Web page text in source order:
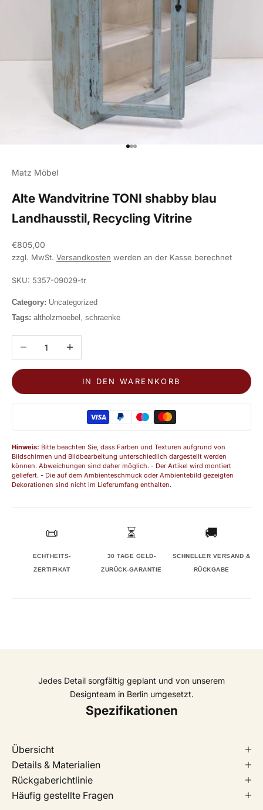
Gehe zu Element 1
Gehe zu Element 2
Gehe zu Element 3
Matz Möbel
Alte Wandvitrine TONI shabby blau
Landhausstil, Recycling Vitrine
Angebot
€805,00
zzgl. MwSt. Versandkosten werden an der Kasse berechnet
SKU: 5357-09029-tr
Category: Uncategorized
Tags: altholzmoebel, schraenke
Anzahl verringernAnzahl erhöhen
IN DEN WARENKORB
Hinweis: Bitte beachten Sie, dass Farben und Texturen aufgrund von
Bildschirmen und Bildbearbeitung unterschiedlich dargestellt werden
können. Abweichungen sind daher möglich. - Der Artikel wird montiert
geliefert. - Die auf dem Ambienteschmuck oder Ambientebild gezeigten
Dekorationen sind nicht im Lieferumfang enthalten.
📜
ECHTHEITS-
ZERTIFIKAT
⏳
30 TAGE GELD-
ZURÜCK-GARANTIE
🚚
SCHNELLER VERSAND &
RÜCKGABE
Jedes Detail sorgfältig geplant und von unserem
Designteam in Berlin umgesetzt.
Spezifikationen
Übersicht
Details & Materialien
Rückgaberichtlinie
Häufig gestellte Fragen